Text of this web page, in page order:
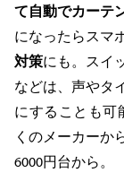
て自動でカーテ
になったらスマ
対策にも。スイ
などは、声やタ
にすることも可
くのメーカーか
6000円台から。